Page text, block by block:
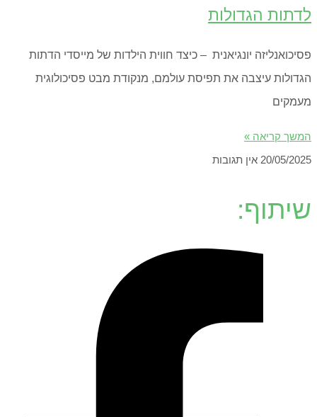
לדתות הגדולות
פסיכואנליזה יונגיאנית – כיצד חווית הילדות של מייסדי הדתות
הגדולות עיצבה את תפיסת עולמם, מנקודת מבט פסיכולוגית
מעמקים
המשך קריאה »
20/05/2025 אין תגובות
שיתוף: